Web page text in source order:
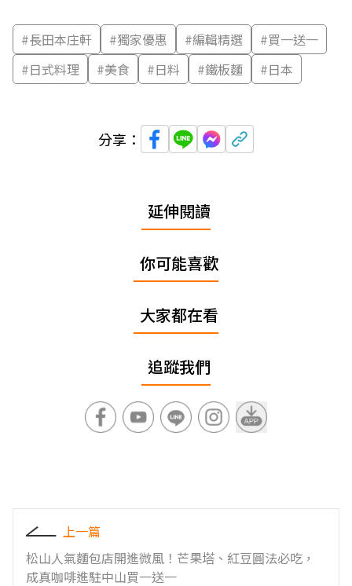
#長田本庄軒 #獨家優惠 #編輯精選 #買一送一
#日式料理 #美食 #日料 #鐵板麵 #日本
分享：
延伸閱讀
你可能喜歡
大家都在看
追蹤我們
上一篇
松山人氣麵包店開進微風！芒果塔、紅豆圓法必吃，
成真咖啡進駐中山買一送一